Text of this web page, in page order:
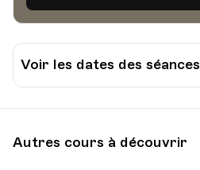
Voir les dates des séances
Autres cours à découvrir